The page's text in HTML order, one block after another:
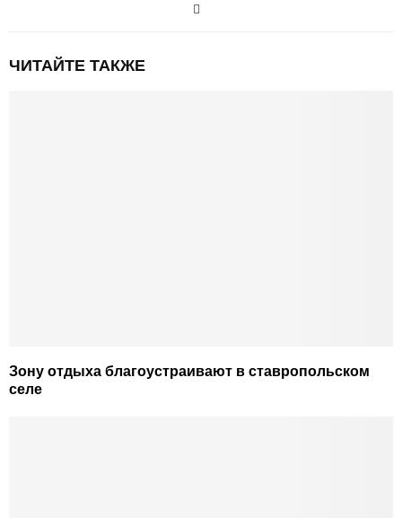
ЧИТАЙТЕ ТАКЖЕ
Зону отдыха благоустраивают в ставропольском
селе